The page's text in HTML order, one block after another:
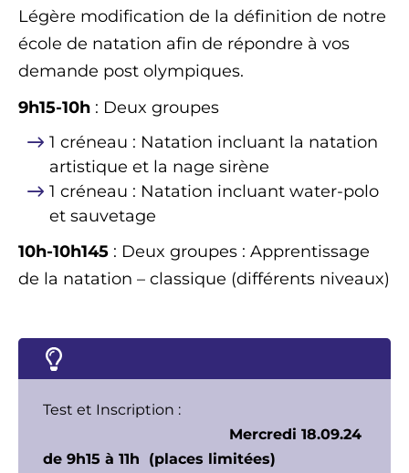
Légère modification de la définition de notre
école de natation afin de répondre à vos
demande post olympiques.
9h15-10h : Deux groupes
1 créneau : Natation incluant la natation
artistique et la nage sirène
1 créneau : Natation incluant water-polo
et sauvetage
10h-10h145 : Deux groupes : Apprentissage
de la natation – classique (différents niveaux)
Test et Inscription :
Mercredi 18.09.24
de 9h15 à 11h (places limitées)